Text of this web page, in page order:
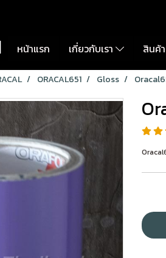
หน้าแรก เกี่ยวกับเรา สินค้า
ORACAL651 Gloss